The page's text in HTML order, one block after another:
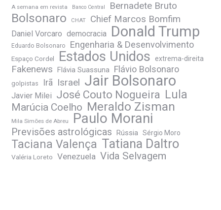
A semana em revista Banco Central Bernadete Bruto
Bolsonaro CHAT Chief Marcos Bomfim
Daniel Vorcaro democracia Donald Trump
Eduardo Bolsonaro Engenharia & Desenvolvimento
Espaço Cordel Estados Unidos extrema-direita
Fakenews Flávia Suassuna Flávio Bolsonaro
golpistas Irã Israel Jair Bolsonaro
Javier Milei José Couto Nogueira Lula
Marúcia Coelho Meraldo Zisman
Mila Simões de Abreu Paulo Morani
Previsões astrológicas Rússia Sérgio Moro
Taciana Valença Tatiana Daltro
Valéria Loreto Venezuela Vida Selvagem